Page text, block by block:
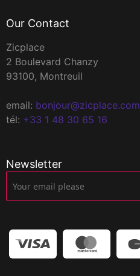
Our Contact
Zicplace
2 Boulevard Chanzy
93100, Montreuil
email: bonjour@zicplace.com
tél: +33 1 48 30 65 16
Newsletter